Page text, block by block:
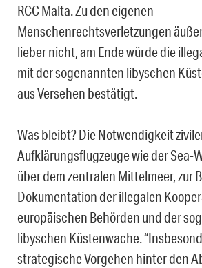
RCC Malta. Zu den eigenen
Menschenrechtsverletzungen
lieber nicht, am Ende würde die
mit der sogenannten libyschen
aus Versehen bestätigt.
Was bleibt? Die Notwendigkeit
Aufklärungsflugzeuge wie der Sea-
über dem zentralen Mittelmeer, zur
Dokumentation der illegalen
europäischen Behörden und der
libyschen Küstenwache.
strategische Vorgehen hinter den